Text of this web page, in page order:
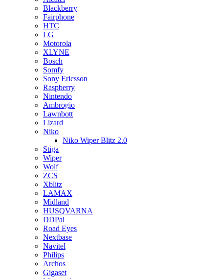
Blackberry
Fairphone
HTC
LG
Motorola
XLYNE
Bosch
Somfy
Sony Ericsson
Raspberry
Nintendo
Ambrogio
Lawnbott
Lizard
Niko
Niko Wiper Blitz 2.0
Stiga
Wiper
Wolf
ZCS
Xblitz
LAMAX
Midland
HUSQVARNA
DDPai
Road Eyes
Nextbase
Navitel
Philips
Archos
Gigaset